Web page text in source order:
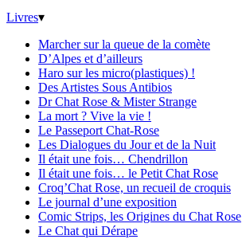
Livres▾
Marcher sur la queue de la comète
D’Alpes et d’ailleurs
Haro sur les micro(plastiques) !
Des Artistes Sous Antibios
Dr Chat Rose & Mister Strange
La mort ? Vive la vie !
Le Passeport Chat-Rose
Les Dialogues du Jour et de la Nuit
Il était une fois… Chendrillon
Il était une fois… le Petit Chat Rose
Croq’Chat Rose, un recueil de croquis
Le journal d’une exposition
Comic Strips, les Origines du Chat Rose
Le Chat qui Dérape